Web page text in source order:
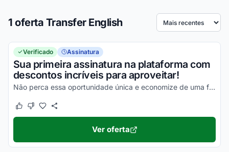
1 oferta Transfer English Ordenar por
Verificado Assinatura
Sua primeira assinatura na plataforma com
descontos incríveis para aproveitar!
Não perca essa oportunidade única e economize de uma forma simples!
Este cupom funcionou
Este cupom não funcionou
Ver oferta